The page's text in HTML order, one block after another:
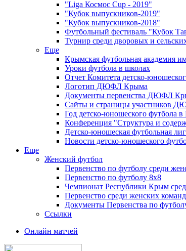
"Liga Космос Cup - 2019"
"Кубок выпускников-2019"
"Кубок выпускников-2018"
Футбольный фестиваль "Кубок
Турнир среди дворовых и
Еще
Крымская футбольная академия
Уроки футбола в школах
Отчет Комитета детско-
Логотип ДЮФЛ Крыма
Документы первенства ДЮФЛ
Сайты и страницы участников
Год детско-юношеского футбола
Конференция "Структура и
Детско-юношеская футбольная
Новости детско-юношеского
Еще
Женский футбол
Первенство по футболу среди
Первенство по футболу 8х8
Чемпионат Республики Крым
Первенство среди женских
Документы Первенства по
Ссылки
Онлайн матчей